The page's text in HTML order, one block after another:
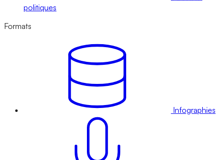
politiques
Formats
Infographies